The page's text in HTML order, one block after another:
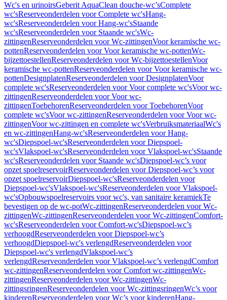
Wc's en urinoirsGeberit AquaClean douche-wc’sComplete
wc'sReserveonderdelen voor Complete wc'sHang-
wc'sReserveonderdelen voor Hang-wc'sStaande
wc'sReserveonderdelen voor Staande wc'sWc-
zittingenReserveonderdelen voor Wc-zittingenVoor keramische wc-
pottenReserveonderdelen voor Voor keramische wc-pottenWc-
bijzettoestellenReserveonderdelen voor Wc-bijzettoestellenVoor
keramische wc-pottenReserveonderdelen voor Voor keramische wc-
pottenDesignplatenReserveonderdelen voor DesignplatenVoor
complete wc'sReserveonderdelen voor Voor complete wc'sVoor wc-
zittingenReserveonderdelen voor Voor wc-
zittingenToebehorenReserveonderdelen voor ToebehorenVoor
complete wc'sVoor wc-zittingenReserveonderdelen voor Voor wc-
zittingenVoor wc-zittingen en complete wc'sVerbruiksmateriaalWc's
en wc-zittingenHang-wc'sReserveonderdelen voor Hang-
wc'sDiepspoel-wc'sReserveonderdelen voor Diepspoel-
wc'sVlakspoel-wc'sReserveonderdelen voor Vlakspoel-wc'sStaande
wc'sReserveonderdelen voor Staande wc'sDiepspoel-wc’s voor
opzet spoelreservoirReserveonderdelen voor Diepspoel-wc’s voor
opzet spoelreservoirDiepspoel-wc'sReserveonderdelen voor
Diepspoel-wc'sVlakspoel-wc'sReserveonderdelen voor Vlakspoel-
wc'sOpbouwspoelreservoirs voor wc's, van sanitaire keramiekTe
bevestigen op de wc-potWc-zittingenReserveonderdelen voor Wc-
zittingenWc-zittingenReserveonderdelen voor Wc-zittingenComfort-
wc'sReserveonderdelen voor Comfort-wc'sDiepspoel-wc’s
verhoogdReserveonderdelen voor Diepspoel-wc’s
verhoogdDiepspoel-wc's verlengdReserveonderdelen voor
Diepspoel-wc's verlengdVlakspoel-wc’s
verlengdReserveonderdelen voor Vlakspoel-wc’s verlengdComfort
wc-zittingenReserveonderdelen voor Comfort wc-zittingenWc-
zittingenReserveonderdelen voor Wc-zittingenWc-
zittingsringenReserveonderdelen voor Wc-zittingsringenWc’s voor
kinderenReserveonderdelen voor Wc’s voor kinderenHang-